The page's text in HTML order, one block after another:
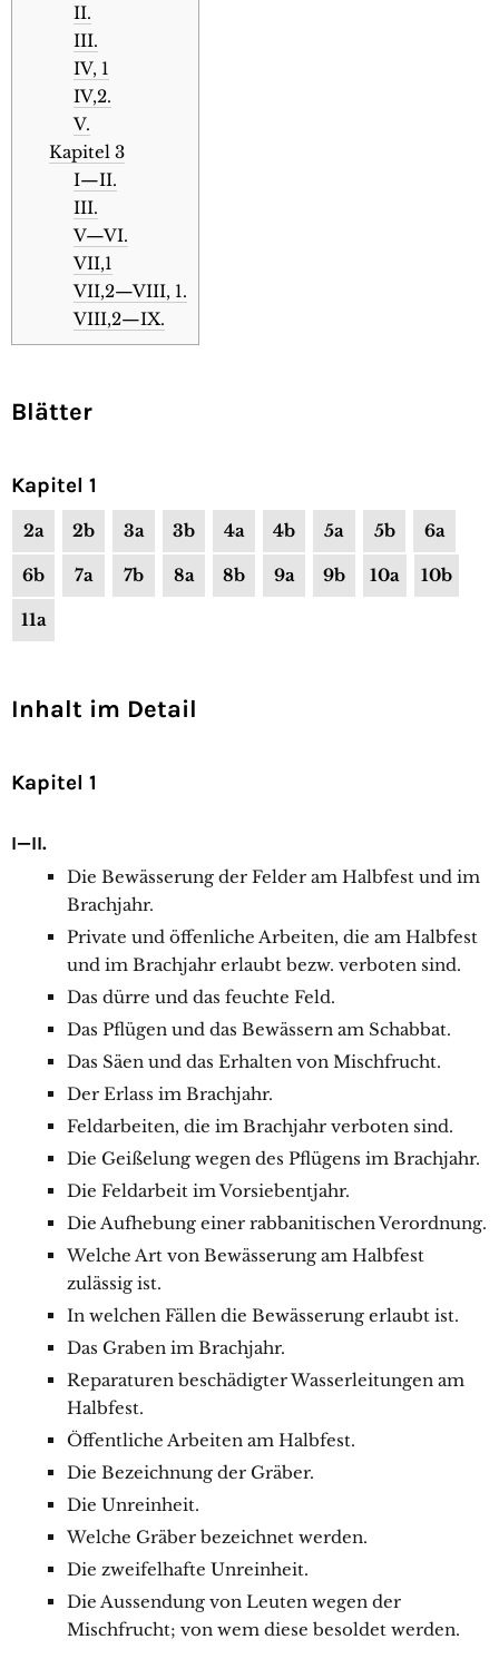
II.
III.
IV, 1
IV,2.
V.
Kapitel 3
I—II.
III.
V—VI.
VII,1
VII,2—VIII, 1.
VIII,2—IX.
Blätter
Kapitel 1
2a 2b 3a 3b 4a 4b 5a 5b 6a
6b 7a 7b 8a 8b 9a 9b 10a 10b
11a
Inhalt im Detail
Kapitel 1
I—II.
Die Bewässerung der Felder am Halbfest und im
Brachjahr.
Private und öffenliche Arbeiten, die am Halbfest
und im Brachjahr erlaubt bezw. verboten sind.
Das dürre und das feuchte Feld.
Das Pflügen und das Bewässern am Schabbat.
Das Säen und das Erhalten von Mischfrucht.
Der Erlass im Brachjahr.
Feldarbeiten, die im Brachjahr verboten sind.
Die Geißelung wegen des Pflügens im Brachjahr.
Die Feldarbeit im Vorsiebentjahr.
Die Aufhebung einer rabbanitischen Verordnung.
Welche Art von Bewässerung am Halbfest
zulässig ist.
In welchen Fällen die Bewässerung erlaubt ist.
Das Graben im Brachjahr.
Reparaturen beschädigter Wasserleitungen am
Halbfest.
Öffentliche Arbeiten am Halbfest.
Die Bezeichnung der Gräber.
Die Unreinheit.
Welche Gräber bezeichnet werden.
Die zweifelhafte Unreinheit.
Die Aussendung von Leuten wegen der
Mischfrucht; von wem diese besoldet werden.